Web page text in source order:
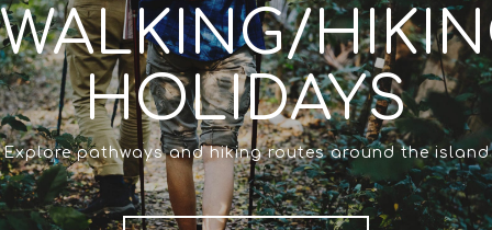
WALKING/
HOLIDAYS
Explore pathways and hiking routes around the island